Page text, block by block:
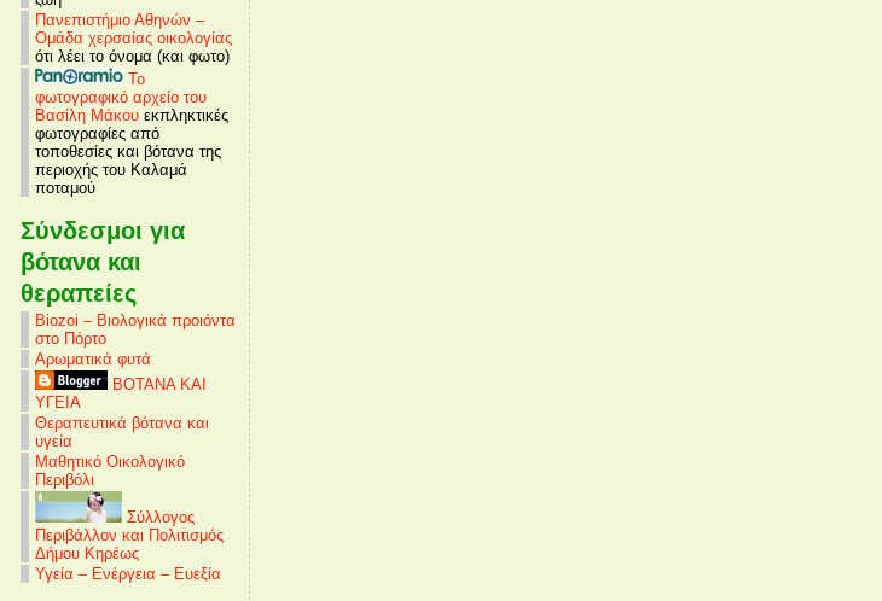
Πανεπιστήμιο Αθηνών –
Ομάδα χερσαίας οικολογίας
ότι λέει το όνομα (και φωτο)
Το
φωτογραφικό αρχείο του
Βασίλη Μάκουεκπληκτικές
φωτογραφίες από
τοποθεσίες και βότανα της
περιοχής του Καλαμά
ποταμού
Σύνδεσμοι για
βότανα και
θεραπείες
Biozoi – Βιολογικά προιόντα
στο Πόρτο
Αρωματικά φυτά
ΒΟΤΑΝΑ ΚΑΙ
ΥΓΕΙΑ
Θεραπευτικά βότανα και
υγεία
Μαθητικό Οικολογικό
Περιβόλι
Σύλλογος
Περιβάλλον και Πολιτισμός
Δήμου Κηρέως
Υγεία – Ενέργεια – Ευεξία